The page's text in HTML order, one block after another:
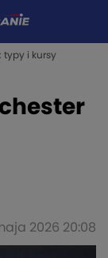
typy i kursy
2026 20:08